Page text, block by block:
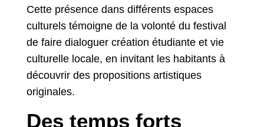
Cette présence dans différents espaces
culturels témoigne de la volonté du festival
de faire dialoguer création étudiante et vie
culturelle locale, en invitant les habitants à
découvrir des propositions artistiques
originales.
Des temps forts